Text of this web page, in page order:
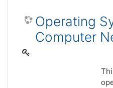
Operating
Computer